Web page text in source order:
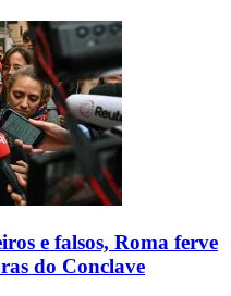
e falsos, Roma ferve
do Conclave